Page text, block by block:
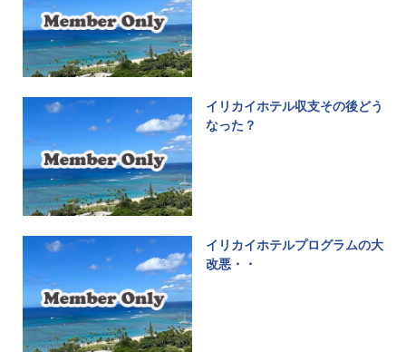
イリカイホテル収支その後どう
なった？
イリカイホテルプログラムの大
改悪・・